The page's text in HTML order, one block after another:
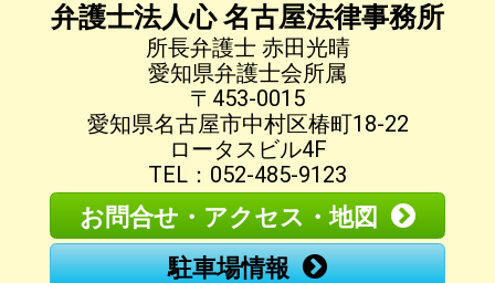
弁護士法人心 名古屋法律事務所
所長弁護士 赤田光晴
愛知県弁護士会所属
〒453-0015
愛知県名古屋市中村区椿町18-22
ロータスビル4F
TEL：052-485-9123
お問合せ・アクセス・地図
駐車場情報